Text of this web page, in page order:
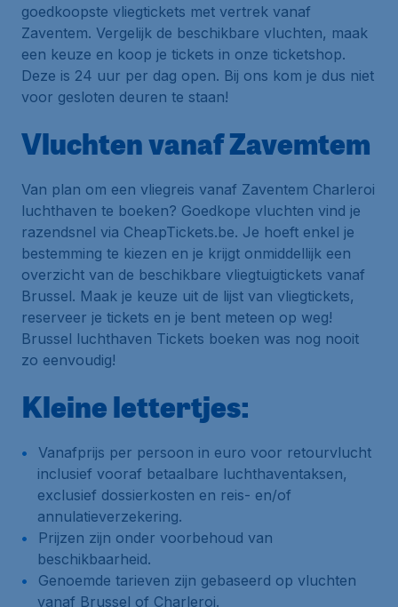
goedkoopste vliegtickets met vertrek vanaf
Zaventem. Vergelijk de beschikbare vluchten, maak
een keuze en koop je tickets in onze ticketshop.
Deze is 24 uur per dag open. Bij ons kom je dus niet
voor gesloten deuren te staan!
Vluchten vanaf Zavemtem
Van plan om een vliegreis vanaf Zaventem Charleroi
luchthaven te boeken? Goedkope vluchten vind je
razendsnel via CheapTickets.be. Je hoeft enkel je
bestemming te kiezen en je krijgt onmiddellijk een
overzicht van de beschikbare vliegtuigtickets vanaf
Brussel. Maak je keuze uit de lijst van vliegtickets,
reserveer je tickets en je bent meteen op weg!
Brussel luchthaven Tickets boeken was nog nooit
zo eenvoudig!
Kleine lettertjes:
Vanafprijs per persoon in euro voor retourvlucht
inclusief vooraf betaalbare luchthaventaksen,
exclusief dossierkosten en reis- en/of
annulatieverzekering.
Prijzen zijn onder voorbehoud van
beschikbaarheid.
Genoemde tarieven zijn gebaseerd op vluchten
vanaf Brussel of Charleroi.